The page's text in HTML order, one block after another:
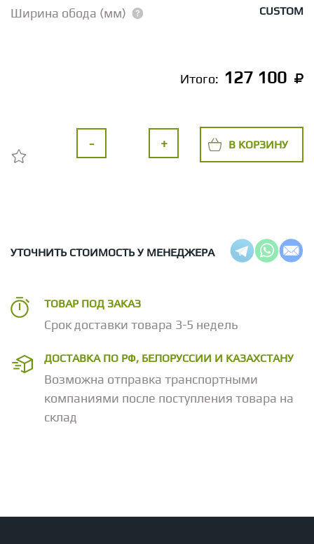
Ширина обода (мм) CUSTOM
Итого: 127 100
- + В КОРЗИНУ
УТОЧНИТЬ СТОИМОСТЬ У МЕНЕДЖЕРА
ТОВАР ПОД ЗАКАЗ
Срок доставки товара 3-5 недель
ДОСТАВКА ПО РФ, БЕЛОРУССИИ И КАЗАХСТАНУ
Возможна отправка транспортными
компаниями после поступления товара на
склад